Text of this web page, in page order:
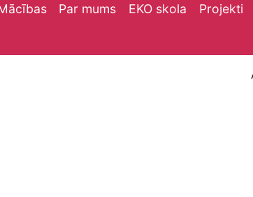
Par mums EKO skola Projekti